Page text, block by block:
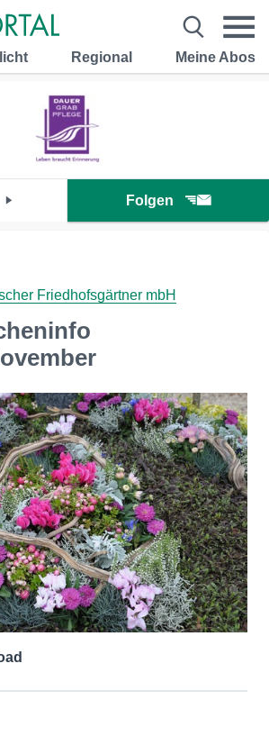
Regional Meine Abos
Folgen
Friedhofsgärtner mbH